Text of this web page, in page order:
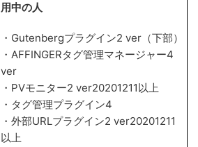
用中の人
・Gutenbergプラグイン2 ver（下部）
・AFFINGERタグ管理マネージャー4
ver
・PVモニター2 ver20201211以上
・タグ管理プラグイン4
・外部URLプラグイン2 ver20201211
以上